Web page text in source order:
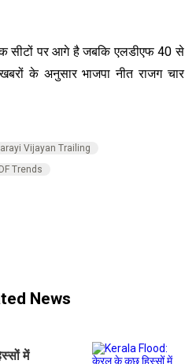
सीटों पर आगे है जबकि एलडीएफ 40 से
के अनुसार भाजपा नीत राजग चार
Vijayan Trailing
Trends
News
में